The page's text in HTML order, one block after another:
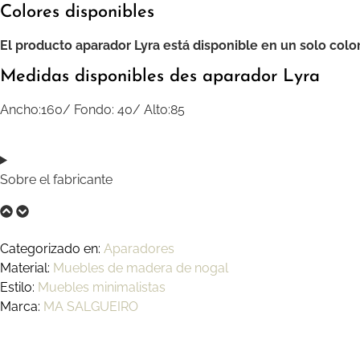
Colores disponibles
El producto aparador Lyra está disponible en un solo
Medidas disponibles des aparador Lyra
Ancho:160/ Fondo: 40/ Alto:85
Sobre el fabricante
Categorizado en: Aparadores
Material: Muebles de madera de nogal
Estilo: Muebles minimalistas
Marca: MA SALGUEIRO